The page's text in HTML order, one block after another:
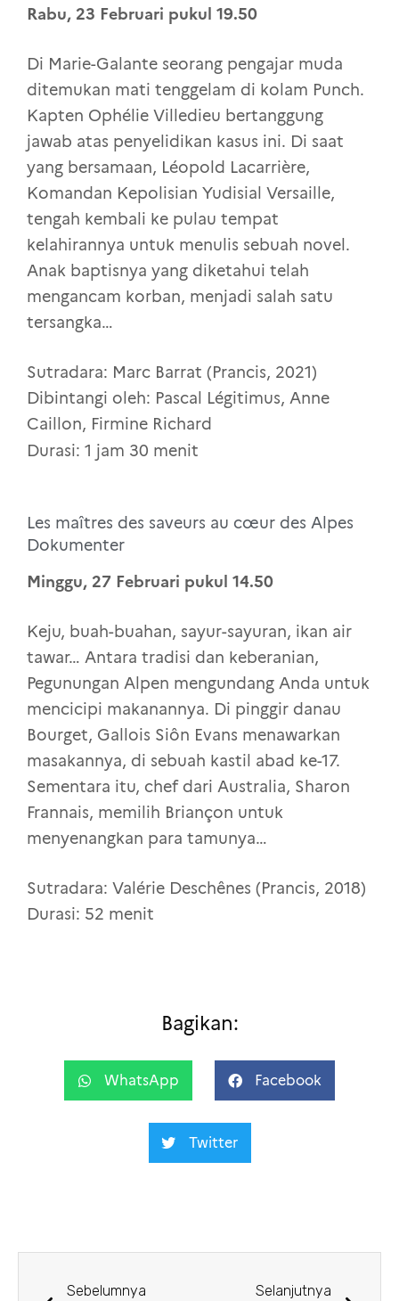
Rabu, 23 Februari pukul 19.50
Di Marie-Galante seorang pengajar muda
ditemukan mati tenggelam di kolam Punch.
Kapten Ophélie Villedieu bertanggung
jawab atas penyelidikan kasus ini. Di saat
yang bersamaan, Léopold Lacarrière,
Komandan Kepolisian Yudisial Versaille,
tengah kembali ke pulau tempat
kelahirannya untuk menulis sebuah novel.
Anak baptisnya yang diketahui telah
mengancam korban, menjadi salah satu
tersangka…
Sutradara: Marc Barrat (Prancis, 2021)
Dibintangi oleh: Pascal Légitimus, Anne
Caillon, Firmine Richard
Durasi: 1 jam 30 menit
Les maîtres des saveurs au cœur des Alpes
Dokumenter
Minggu, 27 Februari pukul 14.50
Keju, buah-buahan, sayur-sayuran, ikan air
tawar… Antara tradisi dan keberanian,
Pegunungan Alpen mengundang Anda untuk
mencicipi makanannya. Di pinggir danau
Bourget, Gallois Siôn Evans menawarkan
masakannya, di sebuah kastil abad ke-17.
Sementara itu, chef dari Australia, Sharon
Frannais, memilih Briançon untuk
menyenangkan para tamunya…
Sutradara: Valérie Deschênes (Prancis, 2018)
Durasi: 52 menit
Bagikan:
WhatsApp Facebook
Twitter
Sebelumnya Selanjutnya